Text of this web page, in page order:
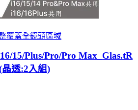
覆蓋全鏡頭區域
15/Plus/Pro/Pro Max_Glas.tR
透:2入組)